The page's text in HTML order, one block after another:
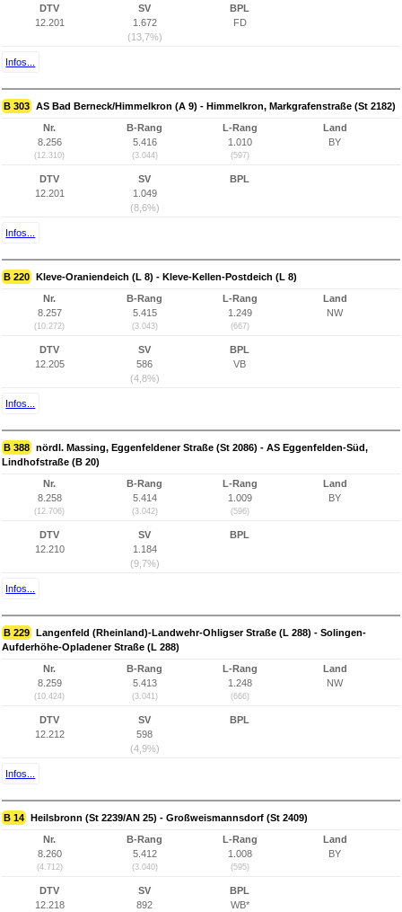
DTV
12.201
SV
1.672
(13,7%)
BPL
FD
Infos...
B 303 AS Bad Berneck/Himmelkron (A 9) - Himmelkron, Markgrafenstraße (St 2182)
Nr.
8.256
(12.310)
B-Rang
5.416
(3.044)
L-Rang
1.010
(597)
Land
BY
DTV
12.201
SV
1.049
(8,6%)
BPL
Infos...
B 220 Kleve-Oraniendeich (L 8) - Kleve-Kellen-Postdeich (L 8)
Nr.
8.257
(10.272)
B-Rang
5.415
(3.043)
L-Rang
1.249
(667)
Land
NW
DTV
12.205
SV
586
(4,8%)
BPL
VB
Infos...
B 388 nördl. Massing, Eggenfeldener Straße (St 2086) - AS Eggenfelden-Süd,
Lindhofstraße (B 20)
Nr.
8.258
(12.706)
B-Rang
5.414
(3.042)
L-Rang
1.009
(596)
Land
BY
DTV
12.210
SV
1.184
(9,7%)
BPL
Infos...
B 229 Langenfeld (Rheinland)-Landwehr-Ohligser Straße (L 288) - Solingen-
Aufderhöhe-Opladener Straße (L 288)
Nr.
8.259
(10.424)
B-Rang
5.413
(3.041)
L-Rang
1.248
(666)
Land
NW
DTV
12.212
SV
598
(4,9%)
BPL
Infos...
B 14 Heilsbronn (St 2239/AN 25) - Großweismannsdorf (St 2409)
Nr.
8.260
(4.712)
B-Rang
5.412
(3.040)
L-Rang
1.008
(595)
Land
BY
DTV
12.218
SV
892
BPL
WB*